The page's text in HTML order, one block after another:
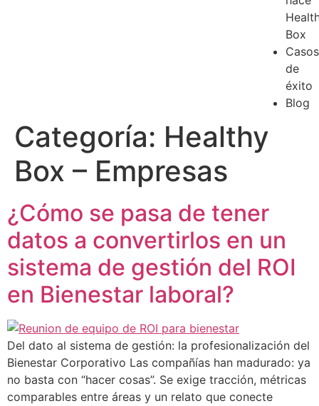
Box
Casos
de
éxito
Blog
Categoría: Healthy
Box – Empresas
¿Cómo se pasa de tener
datos a convertirlos en un
sistema de gestión del ROI
en Bienestar laboral?
Del dato al sistema de gestión: la profesionalización del
Bienestar Corporativo Las compañías han madurado: ya
no basta con “hacer cosas”. Se exige tracción, métricas
comparables entre áreas y un relato que conecte